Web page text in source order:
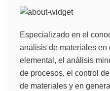
Especializado en el
análisis de materiales en
elemental, el análisis
de procesos, el control
de materiales y en